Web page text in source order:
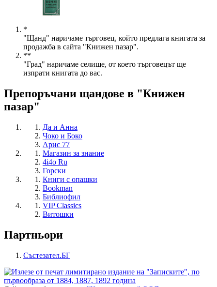
*
"Щанд" наричаме търговец, който предлага книгата за
продажба в сайта "Книжен пазар".
**
"Град" наричаме селище, от което търговецът ще
изпрати книгата до вас.
Препоръчани щандове в "Книжен
пазар"
Да и Анна
Чоко и Боко
Арис 77
Магазин за знание
4i4o Ru
Горски
Книги с опашки
Bookman
Библиофил
VIP Classics
Витошки
Партньори
Състезател.БГ